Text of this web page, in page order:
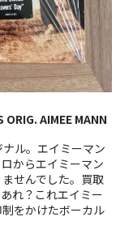
AIMEE MANN
ル。エイミーマン
からエイミーマン
せんでした。買取
れ？これエイミー
をかけたボーカル